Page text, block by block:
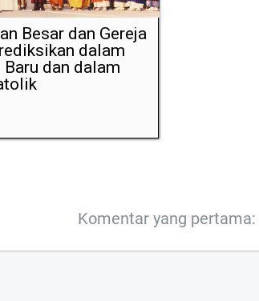
Besar dan Gereja
dalam
Baru dan dalam
Komentar yang pertama: